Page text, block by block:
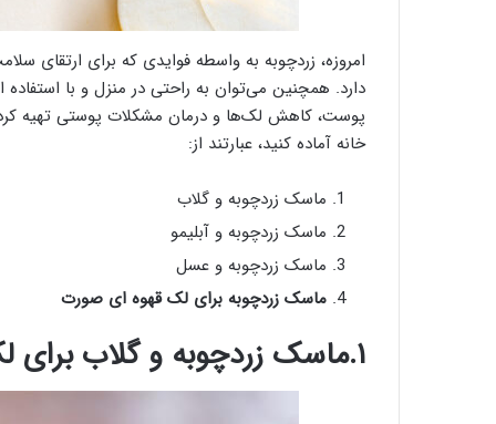
امروزه، زردچوبه به واسطه فوایدی که برای ارتقای
دارد. همچنین می‌توان به راحتی در منزل و با
پوست، کاهش لک‌ها و درمان مشکلات پوستی تهیه کرد. ۴
خانه آماده کنید، عبارتند از:
ماسک زردچوبه و گلاب
ماسک زردچوبه و آبلیمو
ماسک زردچوبه و عسل
ماسک زردچوبه برای لک قهوه ای صورت
۱.ماسک زردچوبه و گلاب برای لک صورت